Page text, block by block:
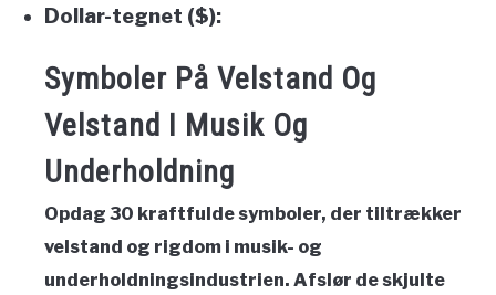
Dollar-tegnet ($):
Symboler På Velstand Og
Velstand I Musik Og
Underholdning
Opdag 30 kraftfulde symboler, der tiltrækker
velstand og rigdom i musik- og
underholdningsindustrien. Afslør de skjulte